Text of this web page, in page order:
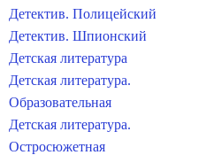
Детектив. Полицейский
Детектив. Шпионский
Детская литература
Детская литература.
Образовательная
Детская литература.
Остросюжетная